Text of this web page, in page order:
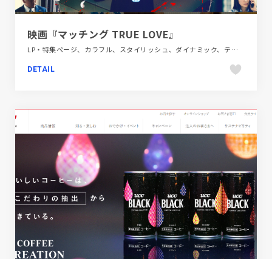
映画『マッチング TRUE LOVE』
LP・特集ページ、カラフル、スタイリッシュ、ダイナミック、テレビ・アニメ・映画・芸能、ブラック系 、大きめ写真
DETAIL